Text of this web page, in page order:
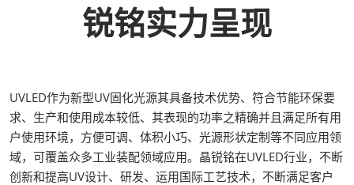
锐铭实力呈现
UVLED作为新型UV固化光源其具备技术优势、符合节能环保要
求、生产和使用成本较低、其表现的功率之精确并且满足所有用
户使用环境，方便可调、体积小巧、光源形状定制等不同应用领
域，可覆盖众多工业装配领域应用。晶锐铭在UVLED行业，不断
创新和提高UV设计、研发、运用国际工艺技术，不断满足客户